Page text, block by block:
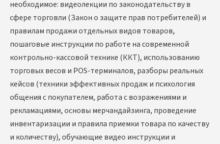
необходимое: видеолекции по законодательству в
сфере торговли (Закон о защите прав потребителей) и
правилам продажи отдельных видов товаров,
пошаговые инструкции по работе на современной
контрольно-кассовой технике (ККТ), использованию
торговых весов и POS-терминалов, разборы реальных
кейсов (техники эффективных продаж и психология
общения с покупателем, работа с возражениями и
рекламациями, основы мерчандайзинга, проведение
инвентаризации и правила приемки товара по качеству
и количеству), обучающие видео инструкции и